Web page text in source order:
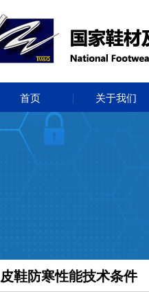
首页 关于我们
皮鞋防寒性能技术条件